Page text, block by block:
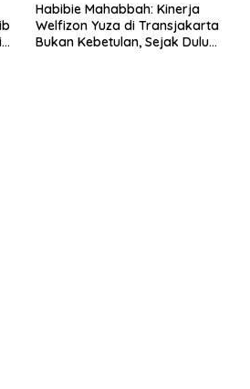
Habibie Mahabbah: Kinerja
Welfizon Yuza di Transjakarta
Bukan Kebetulan, Sejak Dulu